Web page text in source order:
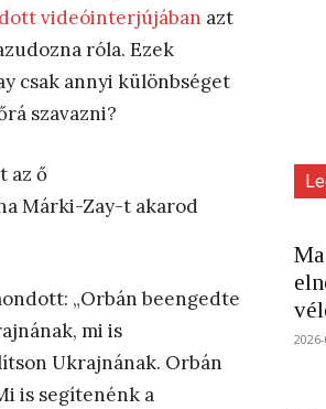
videóinterjújában azt
róla. Ezek
csak annyi különbséget
szavazni?
az ő
Márki-Zay-t akarod
„Orbán beengedte
mi is
Ukrajnának. Orbán
is segítenénk a